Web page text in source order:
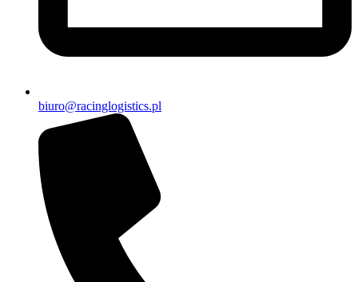
biuro@racinglogistics.pl